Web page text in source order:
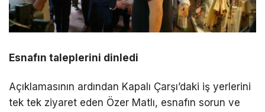
Esnafın taleplerini dinledi
Açıklamasının ardından Kapalı Çarşı’daki iş yerlerini
tek tek ziyaret eden Özer Matlı, esnafın sorun ve